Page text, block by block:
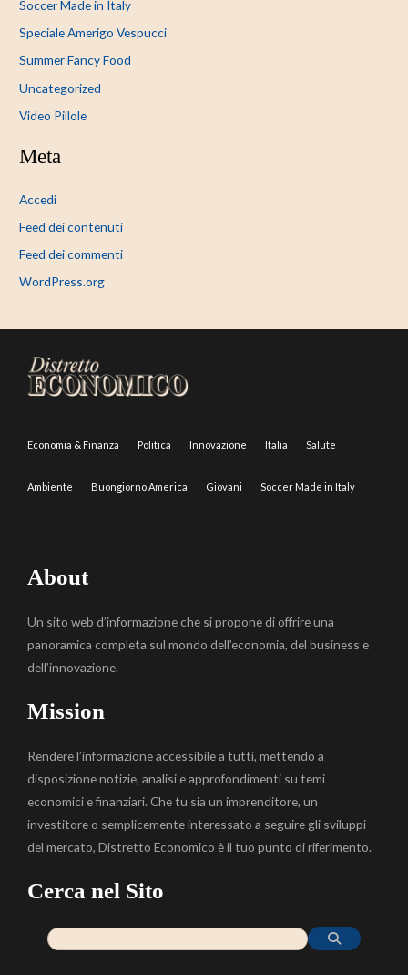
Soccer Made in Italy
Speciale Amerigo Vespucci
Summer Fancy Food
Uncategorized
Video Pillole
Meta
Accedi
Feed dei contenuti
Feed dei commenti
WordPress.org
Economia & Finanza Politica Innovazione Italia Salute
Ambiente Buongiorno America Giovani Soccer Made in Italy
About
Un sito web d’informazione che si propone di offrire una
panoramica completa sul mondo dell’economia, del business e
dell’innovazione.
Mission
Rendere l’informazione accessibile a tutti, mettendo a
disposizione notizie, analisi e approfondimenti su temi
economici e finanziari. Che tu sia un imprenditore, un
investitore o semplicemente interessato a seguire gli sviluppi
del mercato, Distretto Economico è il tuo punto di riferimento.
Cerca nel Sito